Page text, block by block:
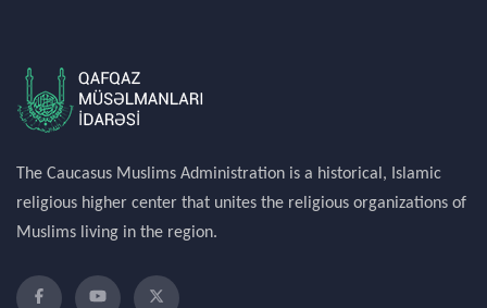
The Caucasus Muslims Administration is a historical, Islamic
religious higher center that unites the religious organizations of
Muslims living in the region.